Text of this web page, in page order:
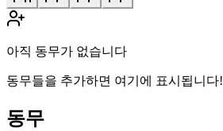
아직 동무가 없습니다
동무들을 추가하면 여기에 표시됩니다!
동무